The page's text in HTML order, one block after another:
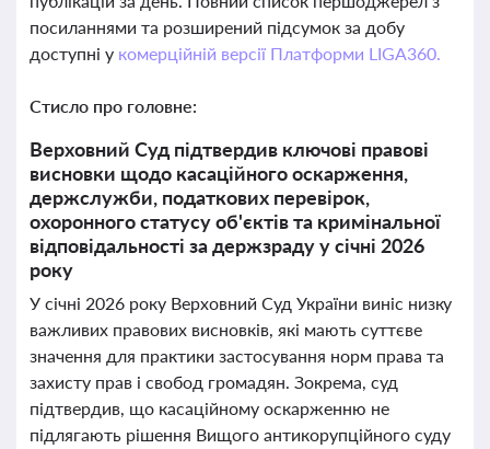
посиланнями та розширений підсумок за добу
доступні у комерційній версії Платформи LIGA360.
Стисло про головне:
Верховний Суд підтвердив ключові правові
висновки щодо касаційного оскарження,
держслужби, податкових перевірок,
охоронного статусу об'єктів та кримінальної
відповідальності за держзраду у січні 2026
року
У січні 2026 року Верховний Суд України виніс низку
важливих правових висновків, які мають суттєве
значення для практики застосування норм права та
захисту прав і свобод громадян. Зокрема, суд
підтвердив, що касаційному оскарженню не
підлягають рішення Вищого антикорупційного суду